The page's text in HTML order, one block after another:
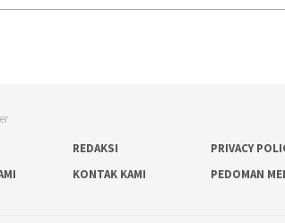
REDAKSI
PRIVACY
KONTAK KAMI PEDOMAN